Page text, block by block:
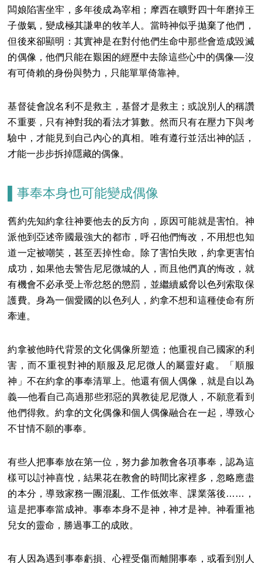
闆娘陷害坐牢，多年後成為宰相；摩西在曠野四十年磨掉王
子傲氣，變成極其謙卑的牧羊人。當時神似乎拋棄了他們，
但後來卻顯明：其實神是在對付他們生命中那些會造成毀滅
的偶像，他們只能在艱困的經歷中去除這些心中的偶像––沒
有可倚賴的身份與勢力，只能單單倚靠神。
基督徒會說名利不是救主，基督才是救主；或說別人的稱讚
不重要，只有神對我的看法才算數。然而只有在壓力下與考
驗中，才能見到自己內心的真相。唯有遵行並活出神的話，
才能一步步拆掉隱藏的偶像。
▌事奉本身也可能變成偶像
舊約先知約拿往神要他去的反方向，原因可能就是害怕。神
派他到亞述帝國最強大的都市，呼召他們悔改，不用想也知
道一定被嘲笑，甚至丟掉性命。除了害怕失敗，約拿更害怕
成功，如果他去警告尼尼微城的人，而且他們真的悔改，就
有機會不必承受上帝忿怒的懲罰，並繼續威脅以色列索取保
護費。身為一個愛國的以色列人，約拿不想和這種使命有所
牽連。
約拿被他時代背景的文化偶像所塑造；他重視自己國家的利
害，而不重視對神的順服及尼尼微人的屬靈好處。「順服
神」不在約拿的事奉清單上。他還有個人偶像，就是自以為
義––他看自己高過那些邪惡的異教徒尼尼微人，不願意看到
他們得救。約拿的文化偶像和個人偶像融合在一起，導致心
不甘情不願的事奉。
有些人把事奉放在第一位，努力參加教會各項事奉，認為這
樣可以討神喜悅，結果花在教會的時間比家裡多，忽略應盡
的本分，導致家務一團混亂、工作低效率、課業落後……，
這是把事奉當成神。事奉本身不是神，神才是神。神看重祂
兒女的靈命，勝過事工的成敗。
有人因為遇到事奉虧損、心裡受傷而離開事奉，或看到別人